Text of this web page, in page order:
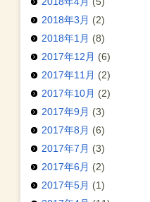
2018年3月 (2)
2018年1月 (8)
2017年12月 (6)
2017年11月 (2)
2017年10月 (2)
2017年9月 (3)
2017年8月 (6)
2017年7月 (3)
2017年6月 (2)
2017年5月 (1)